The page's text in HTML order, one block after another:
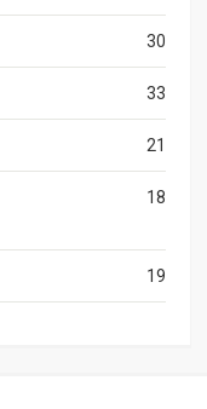
30
33
21
18
19